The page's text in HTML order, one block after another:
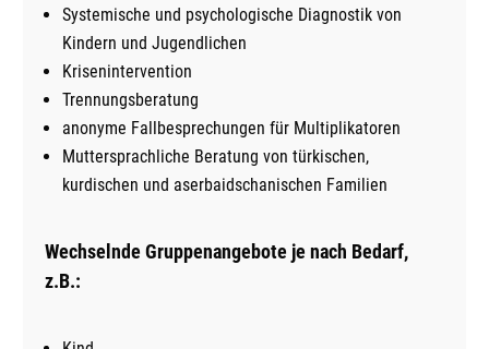
Systemische und psychologische Diagnostik von
Kindern und Jugendlichen
Krisenintervention
Trennungsberatung
anonyme Fallbesprechungen für Multiplikatoren
Muttersprachliche Beratung von türkischen,
kurdischen und aserbaidschanischen Familien
Wechselnde Gruppenangebote je nach Bedarf,
z.B.: